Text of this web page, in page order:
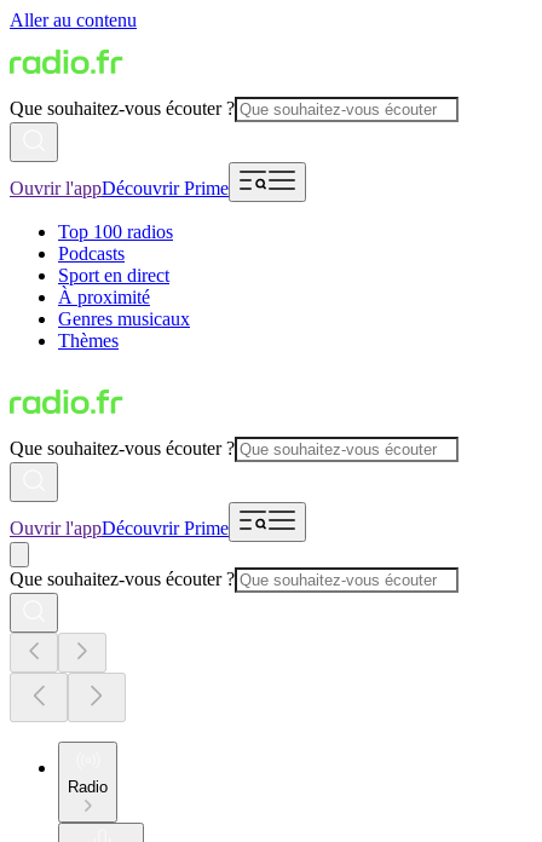
Aller au contenu
Que souhaitez-vous écouter ?
Ouvrir l'appDécouvrir Prime
Top 100 radios
Podcasts
Sport en direct
À proximité
Genres musicaux
Thèmes
Que souhaitez-vous écouter ?
Ouvrir l'appDécouvrir Prime
Que souhaitez-vous écouter ?
Radio